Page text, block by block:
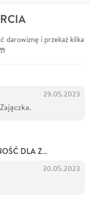
darowiznę i przekaż kilka
29.05.2023
FUNDACJA CERBER GODNOŚĆ DLA ZWIERZĄT
30.05.2023